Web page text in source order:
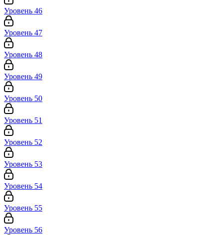
Уровень 46
Уровень 47
Уровень 48
Уровень 49
Уровень 50
Уровень 51
Уровень 52
Уровень 53
Уровень 54
Уровень 55
Уровень 56